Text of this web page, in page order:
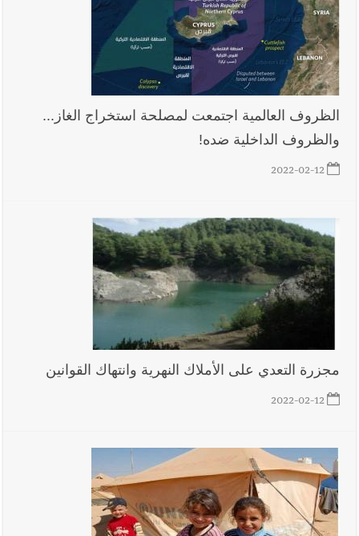
نتيجة استهداف إسرائيلي معادٍ لجرافة للجيش في بلدة المنصوري -
صور
أخبار لبنان مسيّرة أسرائيلية القت قنبلة صوتية باتجاه جرافة للجيش
العسكريين
العالم العربي
يبقى الشعب الفلسطيني يعيش كل هذا الألم؟ وإلى متى تستمر هذه
المعاناة التي تمزق القلوب والضمائر؟
أخبار صيدا بلدية صيدا : حجز مركبتي توكتوك وتغريم صاحبهما
بسبب الإزعاج الصوتي
الظروف العالمية اجتمعت لمصلحة استخراج الغاز...
والظروف الداخلية ضده!
2022-02-12
مجزرة التعدي على الأملاك النهرية وانتهاك القوانين
2022-02-12